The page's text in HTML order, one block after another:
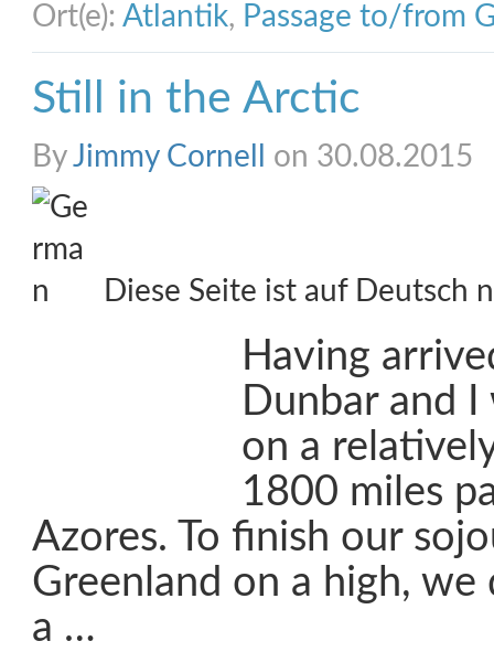
Ort(e): Atlantik, Passage to/from
Still in the Arctic
ByJimmy Cornell on 30.08.2015
Diese Seite ist auf Deutsch
Having
Dunbar and
on a
1800 miles
Azores. To finish our
Greenland on a high, we
a …